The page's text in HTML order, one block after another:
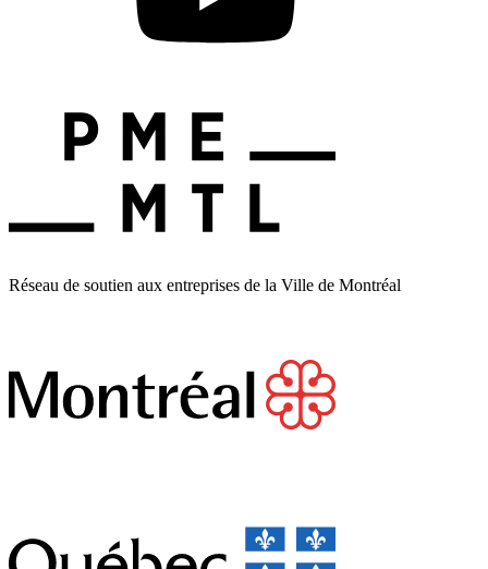
Réseau de soutien aux entreprises de la Ville de Montréal